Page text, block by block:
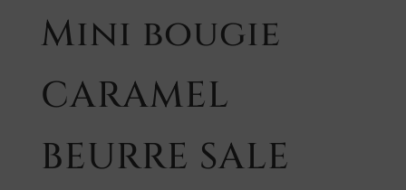
Mini bougie
CARAMEL
BEURRE SALE